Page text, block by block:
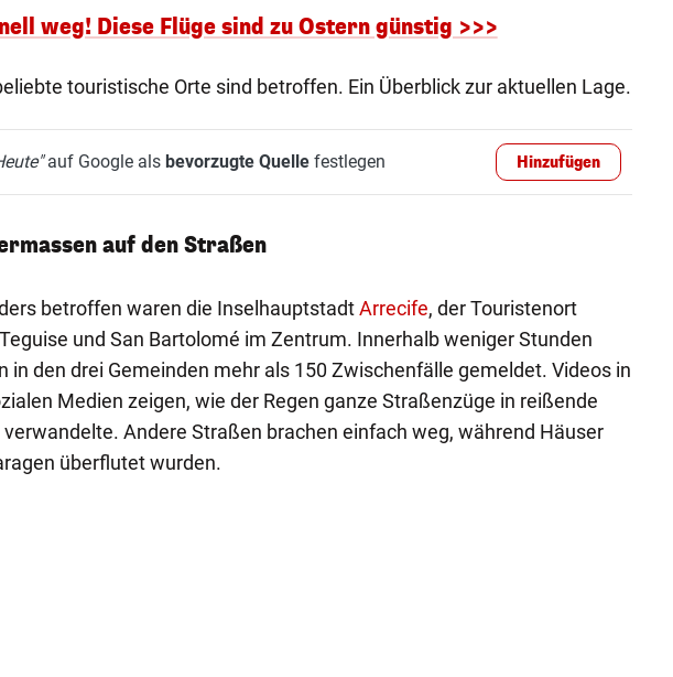
weg! Diese Flüge sind zu Ostern günstig >>>
touristische Orte sind betroffen. Ein Überblick zur aktuellen Lage.
auf Google als bevorzugte Quellefestlegen Hinzufügen
auf den Straßen
betroffen waren die InselhauptstadtArrecife, der Touristenort
und San Bartolomé im Zentrum. Innerhalb weniger Stunden
in den drei Gemeinden mehr als 150 Zwischenfälle gemeldet. Videos in
Medien zeigen, wie der Regen ganze Straßenzüge in reißende
verwandelte. Andere Straßen brachen einfach weg, während Häuser
überflutet wurden.